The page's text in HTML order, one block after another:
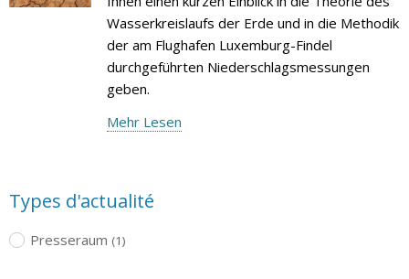
Wasserkreislaufs der Erde und in die Methodik
der am Flughafen Luxemburg-Findel
durchgeführten Niederschlagsmessungen
geben.
Mehr Lesen
Types d'actualité
Presseraum (1)